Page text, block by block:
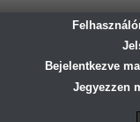
Bejelentkezve
Jegyezzen